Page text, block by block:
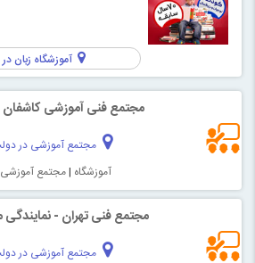
آموزشگاه زبان
مجتمع فنی آموزشی
مجتمع آموزشی در
آموزشگاه |مجتمع آموزشی
مجتمع فنی تهران - نمایندگی
مجتمع آموزشی در